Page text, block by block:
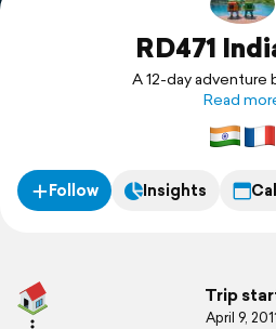
SupportRD471
A 12-day adventure
Read
Follow Insights
Trip
April 9,